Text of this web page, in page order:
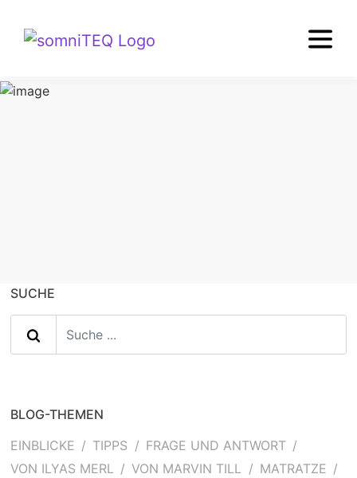
SUCHE
BLOG-THEMEN
EINBLICKE
TIPPS
FRAGE UND ANTWORT
VON ILYAS MERL
VON MARVIN TILL
MATRATZE